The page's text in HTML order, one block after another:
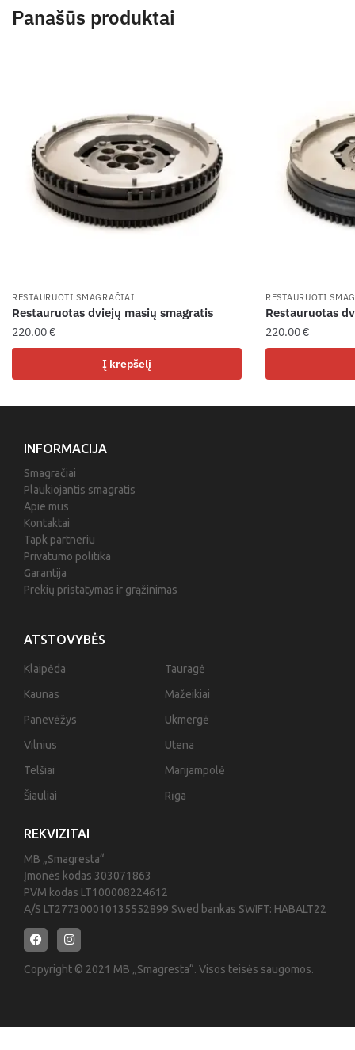
Panašūs produktai
RESTAURUOTI SMAGRAČIAI
Restauruotas dviejų masių smagratis
220.00€
Į krepšelį
RESTAURUOTI
Restauruotas
220.00€
REKVIZITAI
MB „Smagresta“
Įmonės kodas 303071863
PVM kodas LT100008224612
A/S LT277300010135552899 Swed bankas SWIFT: HABALT22
Copyright © 2021 MB „Smagresta“. Visos teisės saugomos.
ATSTOVYBĖS
Klaipėda
Kaunas
Panevėžys
Vilnius
Telšiai
Šiauliai
Tauragė
Mažeikiai
Ukmergė
Utena
Marijampolė
Rīga
INFORMACIJA
Smagračiai
Plaukiojantis smagratis
Apie mus
Kontaktai
Tapk partneriu
Privatumo politika
Garantija
Prekių pristatymas ir grąžinimas